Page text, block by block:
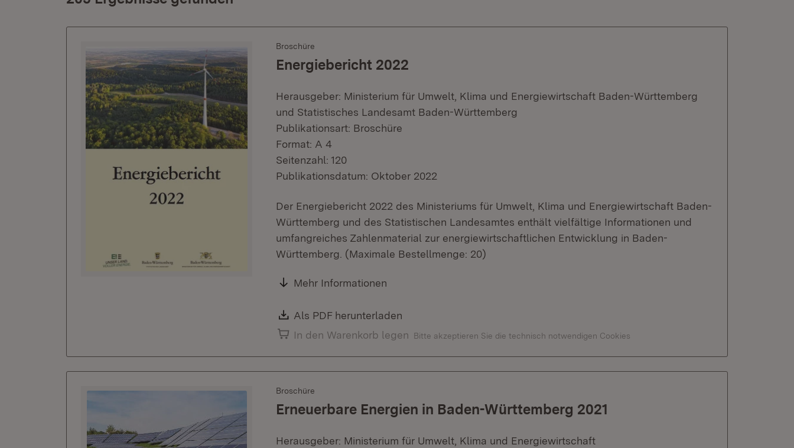
Broschüre
Energiebericht 2022
Herausgeber: Ministerium für Umwelt, Klima und Energiewirtschaft Baden-Württemberg
und Statistisches Landesamt Baden-Württemberg
Publikationsart: Broschüre
Format: A 4
Seitenzahl: 120
Publikationsdatum: Oktober 2022
Der Energiebericht 2022 des Ministeriums für Umwelt, Klima und Energiewirtschaft Baden-
Württemberg und des Statistischen Landesamtes enthält vielfältige Informationen und
umfangreiches Zahlenmaterial zur energiewirtschaftlichen Entwicklung in Baden-
Württemberg. (Maximale Bestellmenge: 20)
Mehr Informationen
Download:
Als PDF herunterladen
In den Warenkorb legen
Bitte akzeptieren Sie die technisch notwendigen Cookies
Broschüre
Erneuerbare Energien in Baden-Württemberg 2021
Herausgeber: Ministerium für Umwelt, Klima und Energiewirtschaft